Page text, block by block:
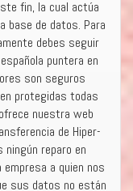
fin, la cual actúa
base de datos. Para
debes seguir
puntera en
son seguros
protegidas todas
nuestra web
de Hiper-
ningún reparo en
a quien nos
sus datos no están